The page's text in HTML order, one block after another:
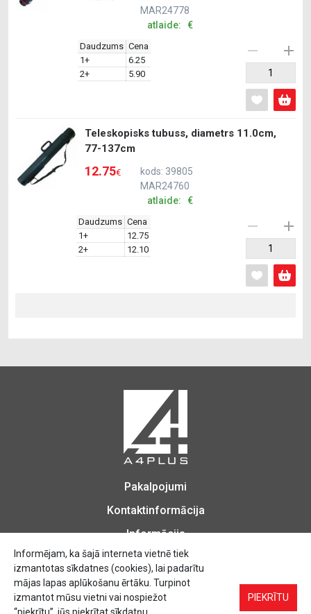
MAR24778
atlaide: €
Daudzums Cena
1+
6.25
2+
5.90
Teleskopisks tubuss, diametrs 11.0cm,
77-137cm
12.75€
kods: 39805
MAR24760
atlaide: €
Daudzums Cena
1+
12.75
2+
12.10
Biroja Preces, Zīmogu izgatavošana, Printēšana, Kopēšana, Iesiešana,
Vizītkartes, Skrejlapas, Uzlīmes.
Pakalpojumi
Kontaktinformācija
Informācija
Informējam, ka šajā interneta vietnē tiek
izmantotas sīkdatnes (cookies), lai padarītu
mājas lapas aplūkošanu ērtāku. Turpinot
izmantot mūsu vietni vai nospiežot
PIEKRĪTU